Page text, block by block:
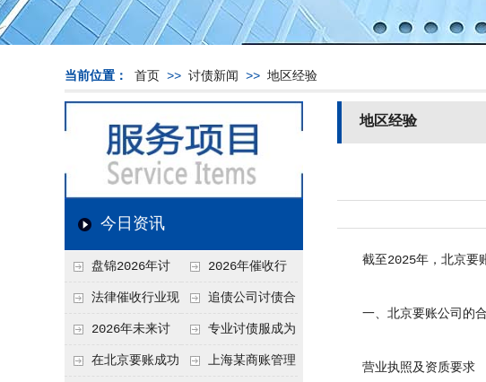
当前位置： 首页 >> 讨债新闻 >> 地区经验
今日资讯
盘锦2026年讨
债新趋势
2026年催收行
业发展现状、竞争格
局及未来趋势分析
法律催收行业现
状、合规痛点与未来
发展趋势深度解析
追债公司讨债合
法方法总结
2026年未来讨
债要账公司发展趋势
专业讨债服成为
2026年的发展趋势
在北京要账成功 上海某商账管理
地区经验
截至2025年， 北京要
一、北京要账公司的合
营业执照及资质要求